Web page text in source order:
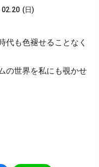
(日)
代も色褪せることなく
の世界を私にも覗かせ